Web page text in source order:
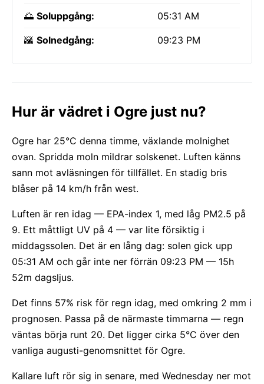
🌅 Soluppgång: 05:31 AM
🌇 Solnedgång: 09:23 PM
Hur är vädret i Ogre just nu?
Ogre har 25°C denna timme, växlande molnighet
ovan. Spridda moln mildrar solskenet. Luften känns
sann mot avläsningen för tillfället. En stadig bris
blåser på 14 km/h från west.
Luften är ren idag — EPA-index 1, med låg PM2.5 på
9. Ett måttligt UV på 4 — var lite försiktig i
middagssolen. Det är en lång dag: solen gick upp
05:31 AM och går inte ner förrän 09:23 PM — 15h
52m dagsljus.
Det finns 57% risk för regn idag, med omkring 2 mm i
prognosen. Passa på de närmaste timmarna — regn
väntas börja runt 20. Det ligger cirka 5°C över den
vanliga augusti-genomsnittet för Ogre.
Kallare luft rör sig in senare, med Wednesday ner mot